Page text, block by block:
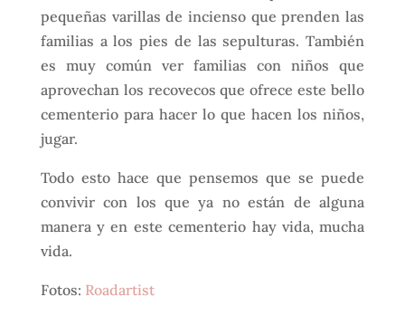
pequeñas varillas de incienso que prenden las
familias a los pies de las sepulturas. También
es muy común ver familias con niños que
aprovechan los recovecos que ofrece este bello
cementerio para hacer lo que hacen los niños,
jugar.
Todo esto hace que pensemos que se puede
convivir con los que ya no están de alguna
manera y en este cementerio hay vida, mucha
vida.
Fotos: Roadartist